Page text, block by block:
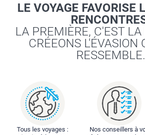
LE VOYAGE FAVORISE
LA PREMIÈRE, C'EST LA
CRÉEONS L'ÉVASION
RESSEMBLE.
Tous les voyages :
Nos conseillers à